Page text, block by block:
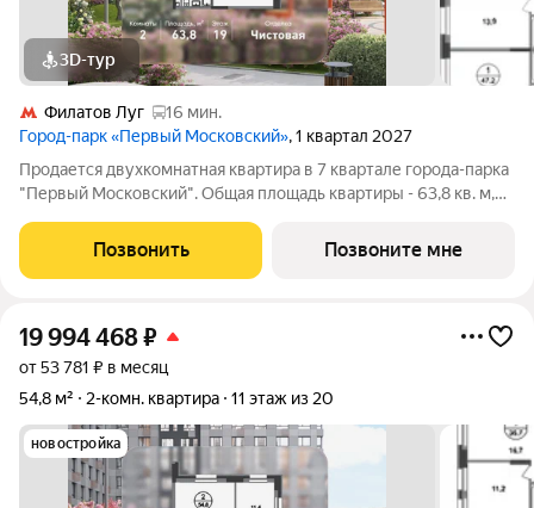
3D-тур
Филатов Луг
16 мин.
Город-парк «Первый Московский», 1 квартал 2027
Продается двухкомнатная квартира в 7 квартале города-парка
"Первый Московский". Общая площадь квартиры - 63,8 кв. м,
монолитный. ТОЛЬКО ДО 31 АВГУСТА выгодные условия на
приобретение
Позвонить Позвоните мне
19 994 468₽
от 53 781 ₽ в месяц
54,8 м²
2-комн. квартира 11 этаж из 20
новостройка